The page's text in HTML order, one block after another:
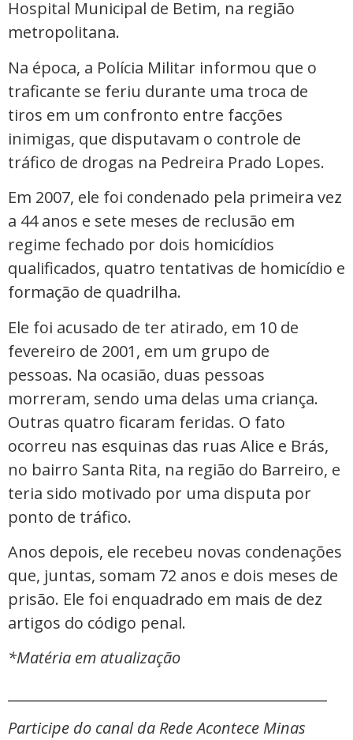
Hospital Municipal de Betim, na região
metropolitana.
Na época, a Polícia Militar informou que o
traficante se feriu durante uma troca de
tiros em um confronto entre facções
inimigas, que disputavam o controle de
tráfico de drogas na Pedreira Prado Lopes.
Em 2007, ele foi condenado pela primeira vez
a 44 anos e sete meses de reclusão em
regime fechado por dois homicídios
qualificados, quatro tentativas de homicídio e
formação de quadrilha.
Ele foi acusado de ter atirado, em 10 de
fevereiro de 2001, em um grupo de
pessoas. Na ocasião, duas pessoas
morreram, sendo uma delas uma criança.
Outras quatro ficaram feridas. O fato
ocorreu nas esquinas das ruas Alice e Brás,
no bairro Santa Rita, na região do Barreiro, e
teria sido motivado por uma disputa por
ponto de tráfico.
Anos depois, ele recebeu novas condenações
que, juntas, somam 72 anos e dois meses de
prisão. Ele foi enquadrado em mais de dez
artigos do código penal.
*Matéria em atualização
Participe do canal da Rede Acontece Minas